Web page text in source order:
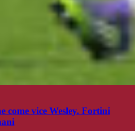
come vice Wesley. Fortini